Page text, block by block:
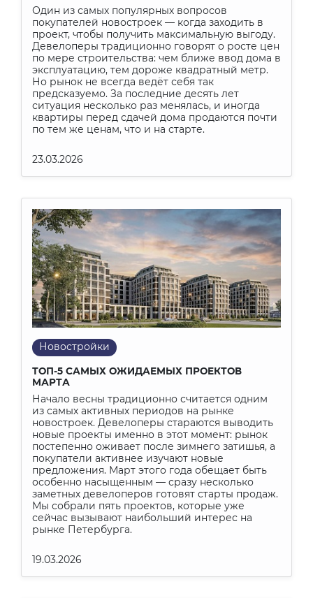
Один из самых популярных вопросов
покупателей новостроек — когда заходить в
проект, чтобы получить максимальную выгоду.
Девелоперы традиционно говорят о росте цен
по мере строительства: чем ближе ввод дома в
эксплуатацию, тем дороже квадратный метр.
Но рынок не всегда ведёт себя так
предсказуемо. За последние десять лет
ситуация несколько раз менялась, и иногда
квартиры перед сдачей дома продаются почти
по тем же ценам, что и на старте.
23.03.2026
Новостройки
ТОП-5 САМЫХ ОЖИДАЕМЫХ ПРОЕКТОВ
МАРТА
Начало весны традиционно считается одним
из самых активных периодов на рынке
новостроек. Девелоперы стараются выводить
новые проекты именно в этот момент: рынок
постепенно оживает после зимнего затишья, а
покупатели активнее изучают новые
предложения. Март этого года обещает быть
особенно насыщенным — сразу несколько
заметных девелоперов готовят старты продаж.
Мы собрали пять проектов, которые уже
сейчас вызывают наибольший интерес на
рынке Петербурга.
19.03.2026